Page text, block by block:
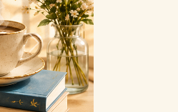
Next